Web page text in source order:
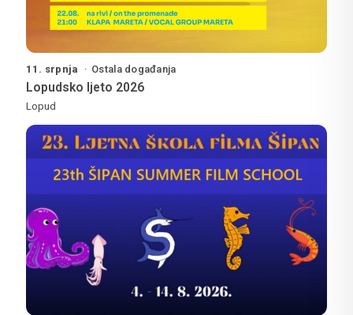
11. srpnja Ostala događanja
Lopudsko ljeto 2026
Lopud